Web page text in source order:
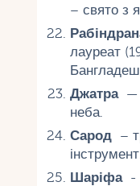
– свято з
лауреат
Бангладеш.
Джатра—
неба.
Сарод–
інструмент.
Шаріфа-